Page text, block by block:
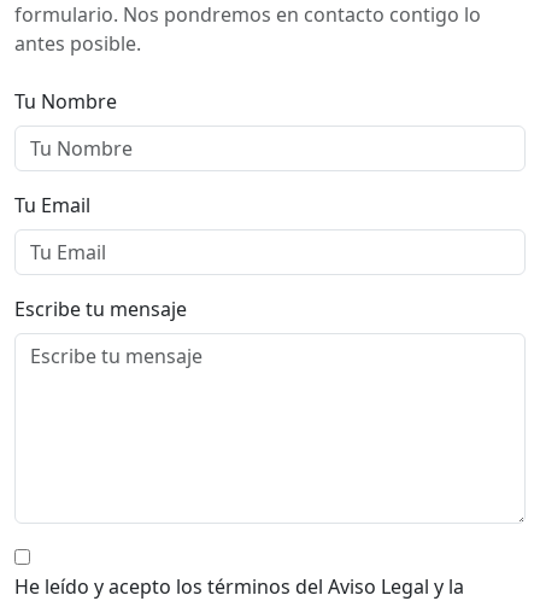
formulario. Nos pondremos en contacto contigo lo
antes posible.
Tu Nombre
Tu Email
Escribe tu mensaje
He leído y acepto los términos del Aviso Legal y la